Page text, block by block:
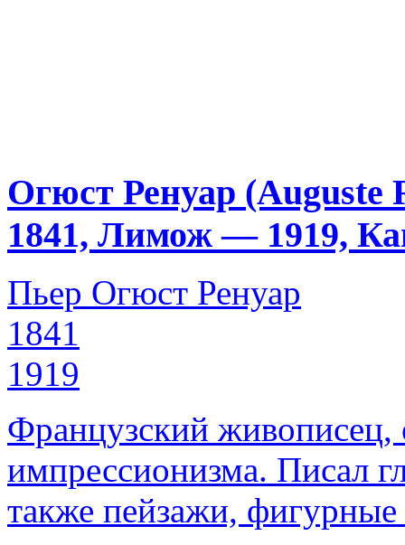
Огюст Ренуар (Auguste
1841, Лимож — 1919,
Пьер Огюст Ренуар
1841
1919
Французский живописец,
импрессионизма. Писал
также пейзажи,